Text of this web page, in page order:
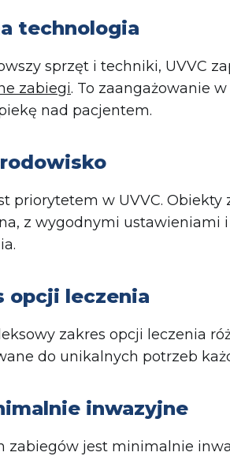
technologia
sprzęt i techniki, UVVC
zabiegi. To zaangażowanie
nad pacjentem.
priorytetem w UVVC. Obiekty
z wygodnymi ustawieniami
opcji leczenia
zakres opcji leczenia
do unikalnych potrzeb
inwazyjne
zabiegów jest minimalnie